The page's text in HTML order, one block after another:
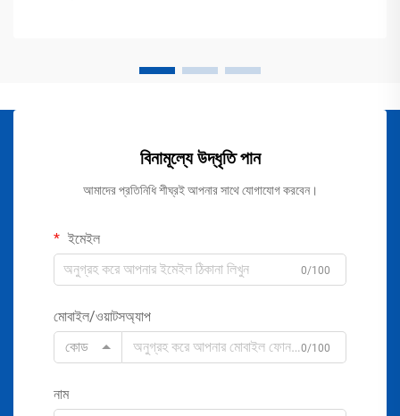
বিনামূল্যে উদ্ধৃতি পান
আমাদের প্রতিনিধি শীঘ্রই আপনার সাথে যোগাযোগ করবেন।
ইমেইল
0/100
মোবাইল/ওয়াটসঅ্যাপ
কোড
0/100
নাম